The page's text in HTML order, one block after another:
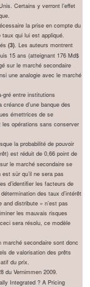
Certains y verront l’effet
la prise en compte du
qui lui est appliqué.
(3). Les auteurs montrent
15 ans (atteignant 176 Md$
sur le marché secondaire
une analogie avec le marché
gré entre institutions
d’une banque des
émettrices de se
opérations sans conserver
la probabilité de pouvoir
est réduit de 0,66 point de
le marché secondaire se
sûr qu’il ne sera pas
d’identifier les facteurs de
des taux d’intérêt
and distribute » n’est pas
les mauvais risques
sera résolu, ce modèle
marché secondaire sont donc
de valorisation des prêts
du prix.
du Vernimmen 2009.
Integrated ? A Pricing